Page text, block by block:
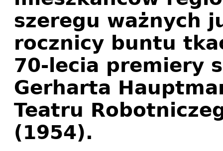
szeregu ważnych
rocznicy buntu
70-lecia premiery
Gerharta
Teatru
(1954).